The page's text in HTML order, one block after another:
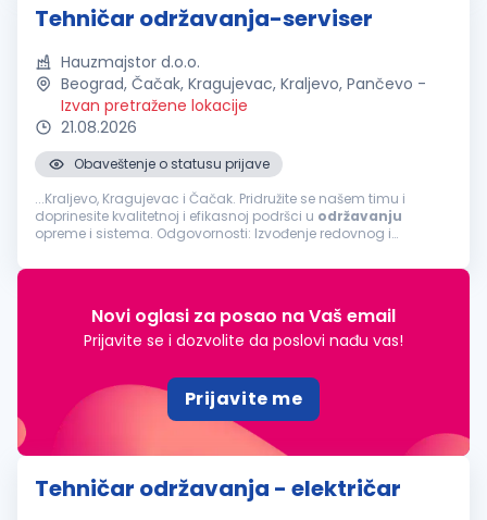
Tehničar održavanja-serviser
Hauzmajstor d.o.o.
Beograd, Čačak, Kragujevac, Kraljevo, Pančevo -
Izvan pretražene lokacije
21.08.2026
Obaveštenje o statusu prijave
...Kraljevo, Kragujevac i Čačak. Pridružite se našem timu i
doprinesite kvalitetnoj i efikasnoj podršci u održavanju
opreme i sistema. Odgovornosti: Izvođenje redovnog i
kvarova na mašinama i opremi...
Novi oglasi za posao na Vaš email
Prijavite se i dozvolite da poslovi nađu vas!
Prijavite me
Tehničar održavanja - električar